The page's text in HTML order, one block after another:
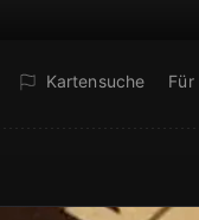
Kartensuche Für